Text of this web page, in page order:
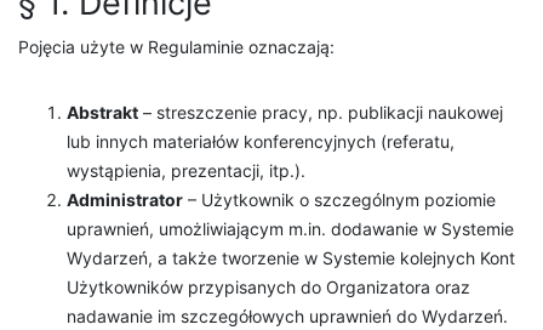
Pojęcia użyte w Regulaminie oznaczają:
Abstrakt – streszczenie pracy, np. publikacji naukowej
lub innych materiałów konferencyjnych (referatu,
wystąpienia, prezentacji, itp.).
Administrator – Użytkownik o szczególnym poziomie
uprawnień, umożliwiającym m.in. dodawanie w Systemie
Wydarzeń, a także tworzenie w Systemie kolejnych Kont
Użytkowników przypisanych do Organizatora oraz
nadawanie im szczegółowych uprawnień do Wydarzeń.